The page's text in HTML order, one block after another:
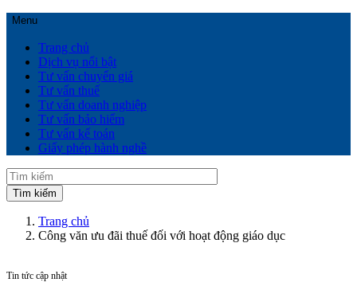
Menu
Trang chủ
Dịch vụ nổi bật
Tư vấn chuyển giá
Tư vấn thuế
Tư vấn doanh nghiệp
Tư vấn bảo hiểm
Tư vấn kế toán
Giấy phép hành nghề
Trang chủ
Công văn ưu đãi thuế đối với hoạt động giáo dục
Tin tức cập nhật